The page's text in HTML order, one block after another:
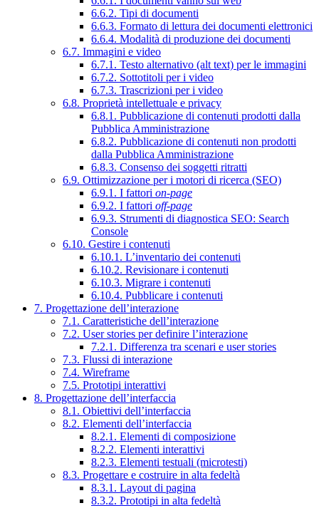
6.6.2. Tipi di documenti
6.6.3. Formato di lettura dei documenti elettronici
6.6.4. Modalità di produzione dei documenti
6.7. Immagini e video
6.7.1. Testo alternativo (alt text) per le immagini
6.7.2. Sottotitoli per i video
6.7.3. Trascrizioni per i video
6.8. Proprietà intellettuale e privacy
6.8.1. Pubblicazione di contenuti prodotti dalla
Pubblica Amministrazione
6.8.2. Pubblicazione di contenuti non prodotti
dalla Pubblica Amministrazione
6.8.3. Consenso dei soggetti ritratti
6.9. Ottimizzazione per i motori di ricerca (SEO)
6.9.1. I fattori on-page
6.9.2. I fattori off-page
6.9.3. Strumenti di diagnostica SEO: Search
Console
6.10. Gestire i contenuti
6.10.1. L’inventario dei contenuti
6.10.2. Revisionare i contenuti
6.10.3. Migrare i contenuti
6.10.4. Pubblicare i contenuti
7. Progettazione dell’interazione
7.1. Caratteristiche dell’interazione
7.2. User stories per definire l’interazione
7.2.1. Differenza tra scenari e user stories
7.3. Flussi di interazione
7.4. Wireframe
7.5. Prototipi interattivi
8. Progettazione dell’interfaccia
8.1. Obiettivi dell’interfaccia
8.2. Elementi dell’interfaccia
8.2.1. Elementi di composizione
8.2.2. Elementi interattivi
8.2.3. Elementi testuali (microtesti)
8.3. Progettare e costruire in alta fedeltà
8.3.1. Layout di pagina
8.3.2. Prototipi in alta fedeltà